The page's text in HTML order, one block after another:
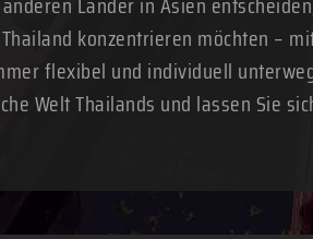
konzentrieren möchten –
flexibel und individuell
Welt Thailands und lassen Sie